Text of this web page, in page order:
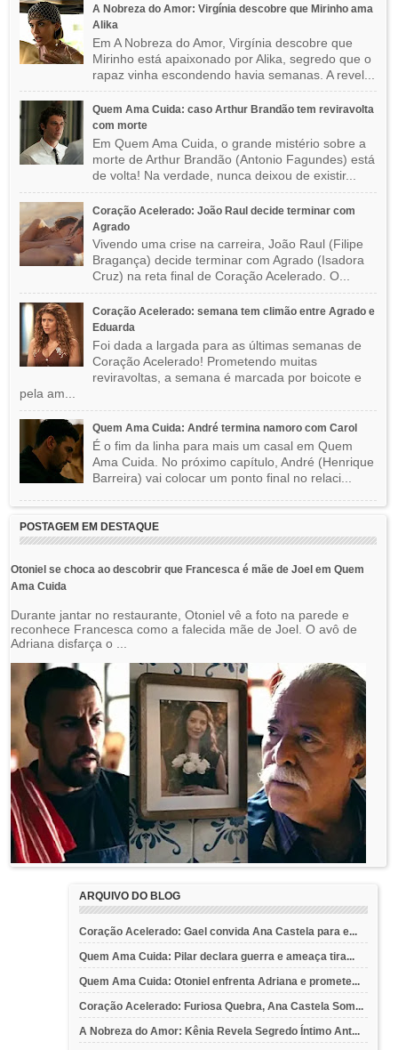
A Nobreza do Amor: Virgínia descobre que Mirinho ama
Alika
Em A Nobreza do Amor, Virgínia descobre que
Mirinho está apaixonado por Alika, segredo que o
rapaz vinha escondendo havia semanas. A revel...
Quem Ama Cuida: caso Arthur Brandão tem reviravolta
com morte
Em Quem Ama Cuida, o grande mistério sobre a
morte de Arthur Brandão (Antonio Fagundes) está
de volta! Na verdade, nunca deixou de existir...
Coração Acelerado: João Raul decide terminar com
Agrado
Vivendo uma crise na carreira, João Raul (Filipe
Bragança) decide terminar com Agrado (Isadora
Cruz) na reta final de Coração Acelerado. O...
Coração Acelerado: semana tem climão entre Agrado e
Eduarda
Foi dada a largada para as últimas semanas de
Coração Acelerado! Prometendo muitas
reviravoltas, a semana é marcada por boicote e
pela am...
Quem Ama Cuida: André termina namoro com Carol
É o fim da linha para mais um casal em Quem
Ama Cuida. No próximo capítulo, André (Henrique
Barreira) vai colocar um ponto final no relaci...
POSTAGEM EM DESTAQUE
Otoniel se choca ao descobrir que Francesca é mãe de Joel em Quem
Ama Cuida
Durante jantar no restaurante, Otoniel vê a foto na parede e
reconhece Francesca como a falecida mãe de Joel. O avô de
Adriana disfarça o ...
ARQUIVO DO BLOG
Coração Acelerado: Gael convida Ana Castela para e...
Quem Ama Cuida: Pilar declara guerra e ameaça tira...
Quem Ama Cuida: Otoniel enfrenta Adriana e promete...
Coração Acelerado: Furiosa Quebra, Ana Castela Som...
A Nobreza do Amor: Kênia Revela Segredo Íntimo Ant...